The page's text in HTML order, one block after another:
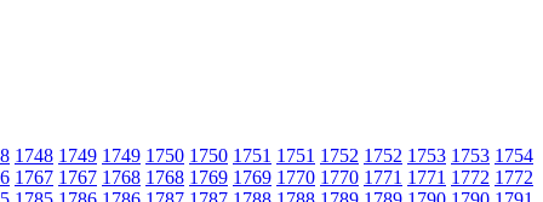
1748 1749 1749 1750 1750 1751 1751 1752 1752 1753 1753 1754
1767 1767 1768 1768 1769 1769 1770 1770 1771 1771 1772 1772